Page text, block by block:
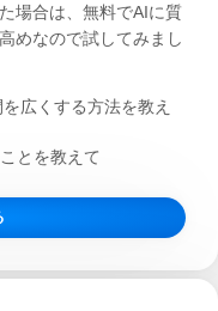
場合は、無料でAIに質
めなので試してみまし
広くする方法を教え
とを教えて